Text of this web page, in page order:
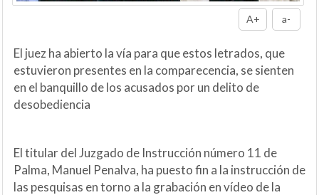
A+ a-
El juez ha abierto la vía para que estos letrados, que
estuvieron presentes en la comparecencia, se sienten
en el banquillo de los acusados por un delito de
desobediencia
El titular del Juzgado de Instrucción número 11 de
Palma, Manuel Penalva, ha puesto fin a la instrucción de
las pesquisas en torno a la grabación en vídeo de la